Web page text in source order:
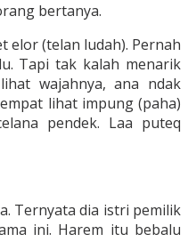
bertanya.
elor (telan ludah). Pernah
Tapi tak kalah menarik
wajahnya, ana ndak
lihat impung (paha)
pendek. Laa puteq
Ternyata dia istri pemilik
ini. Harem itu bebalu